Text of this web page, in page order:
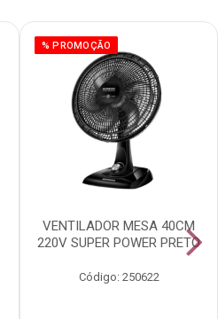
% PROMOÇÃO
VENTILADOR MESA 40CM
220V SUPER POWER PRETO
Código: 250622